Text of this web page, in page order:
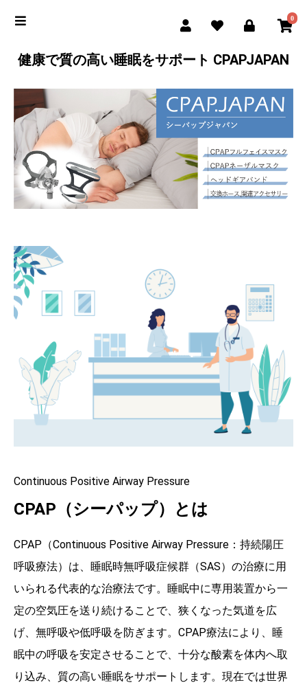
0
健康で質の高い睡眠をサポート CPAPJAPAN
Continuous Positive Airway Pressure
CPAP（シーパップ）とは
CPAP（Continuous Positive Airway Pressure：持続陽圧
呼吸療法）は、睡眠時無呼吸症候群（SAS）の治療に用
いられる代表的な治療法です。睡眠中に専用装置から一
定の空気圧を送り続けることで、狭くなった気道を広
げ、無呼吸や低呼吸を防ぎます。CPAP療法により、睡
眠中の呼吸を安定させることで、十分な酸素を体内へ取
り込み、質の高い睡眠をサポートします。現在では世界